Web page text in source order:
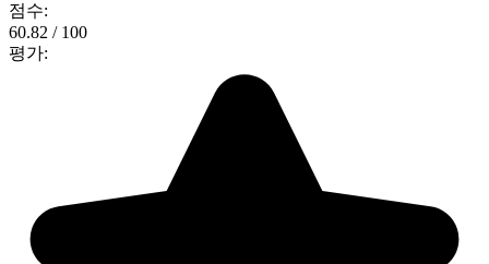
점수:
60.82 / 100
평가: